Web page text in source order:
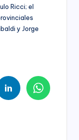
Ricci; el
y Jorge